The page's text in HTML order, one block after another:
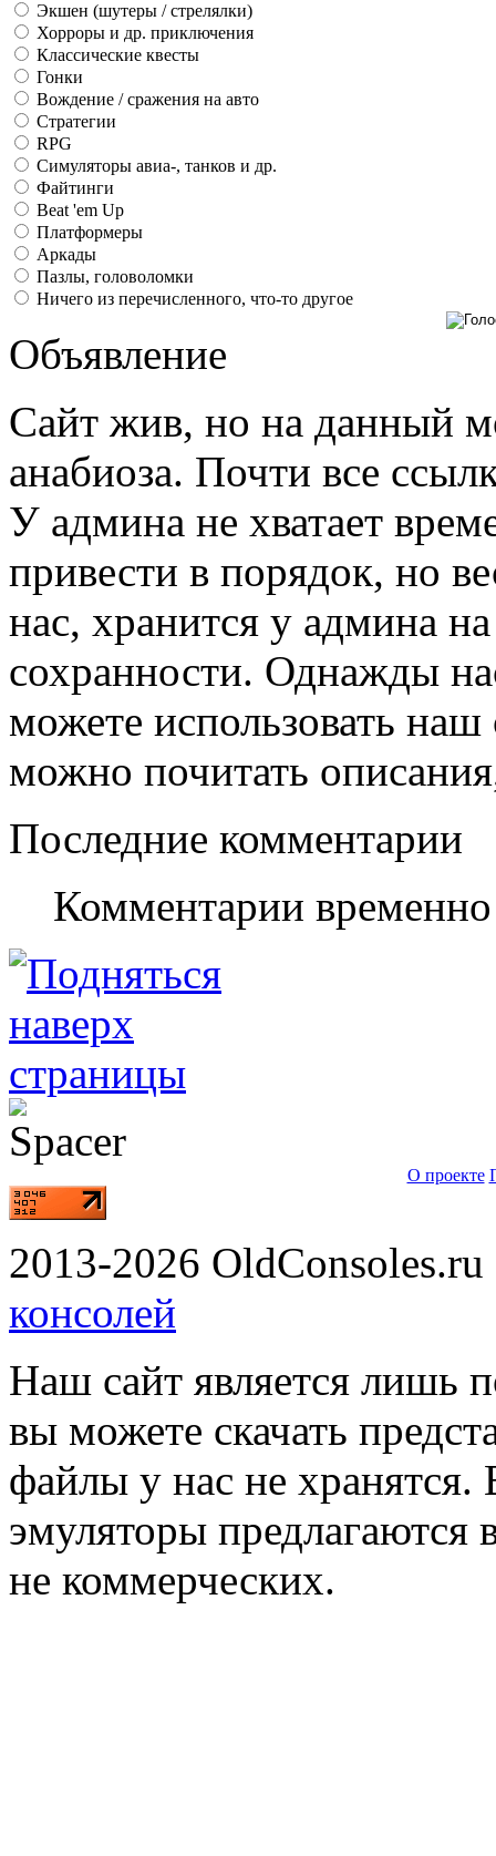
Экшен (шутеры / стрелялки)
Хорроры и др. приключения
Классические квесты
Гонки
Вождение / сражения на авто
Стратегии
RPG
Симуляторы авиа-, танков и др.
Файтинги
Beat 'em Up
Платформеры
Аркады
Пазлы, головоломки
Ничего из перечисленного, что-то другое
Объявление
Сайт жив, но на данный
анабиоза. Почти все
У админа не хватает
привести в порядок, но
нас, хранится у админа
сохранности. Однажды
можете использовать наш
можно почитать
Последние комментарии
Комментарии
О проекте
2013-2026
консолей
Наш сайт является лишь
вы можете скачать
файлы у нас не хранятся.
эмуляторы предлагаются
не коммерческих.